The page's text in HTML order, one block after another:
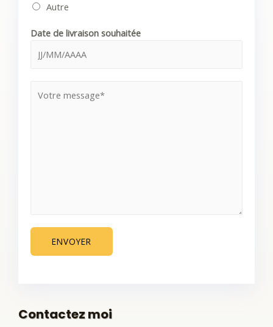
Autre
Date de livraison souhaitée
ENVOYER
Contactez moi